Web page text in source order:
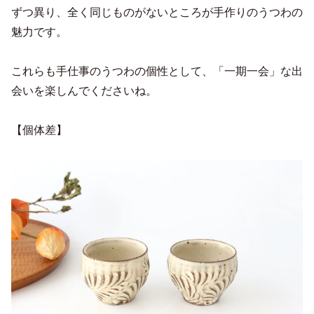
ずつ異り、全く同じものがないところが手作りのうつわの
魅力です。
これらも手仕事のうつわの個性として、「一期一会」な出
会いを楽しんでくださいね。
【個体差】